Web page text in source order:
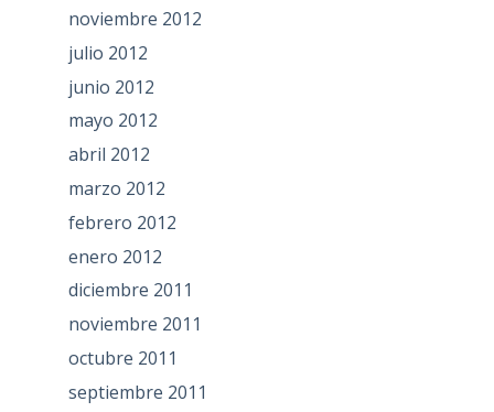
noviembre 2012
julio 2012
junio 2012
mayo 2012
abril 2012
marzo 2012
febrero 2012
enero 2012
diciembre 2011
noviembre 2011
octubre 2011
septiembre 2011